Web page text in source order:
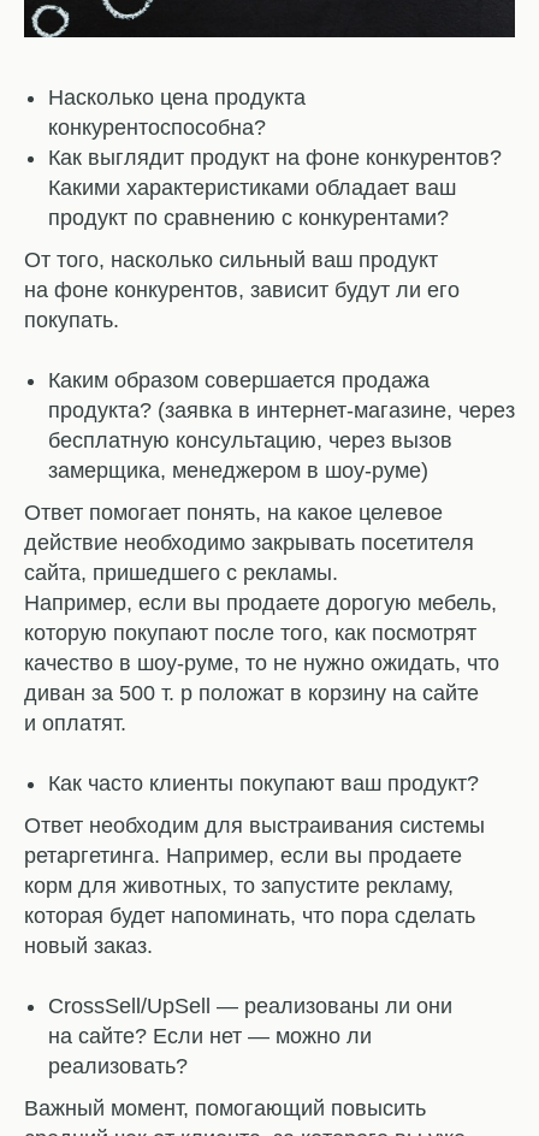
Насколько цена продукта
конкурентоспособна?
Как выглядит продукт на фоне конкурентов?
Какими характеристиками обладает ваш
продукт по сравнению с конкурентами?
От того, насколько сильный ваш продукт
на фоне конкурентов, зависит будут ли его
покупать.
Каким образом совершается продажа
продукта? (заявка в интернет-магазине, через
бесплатную консультацию, через вызов
замерщика, менеджером в шоу-руме)
Ответ помогает понять, на какое целевое
действие необходимо закрывать посетителя
сайта, пришедшего с рекламы.
Например, если вы продаете дорогую мебель,
которую покупают после того, как посмотрят
качество в шоу-руме, то не нужно ожидать, что
диван за 500 т. р положат в корзину на сайте
и оплатят.
Как часто клиенты покупают ваш продукт?
Ответ необходим для выстраивания системы
ретаргетинга. Например, если вы продаете
корм для животных, то запустите рекламу,
которая будет напоминать, что пора сделать
новый заказ.
CrossSell/UpSell — реализованы ли они
на сайте? Если нет — можно ли
реализовать?
Важный момент, помогающий повысить